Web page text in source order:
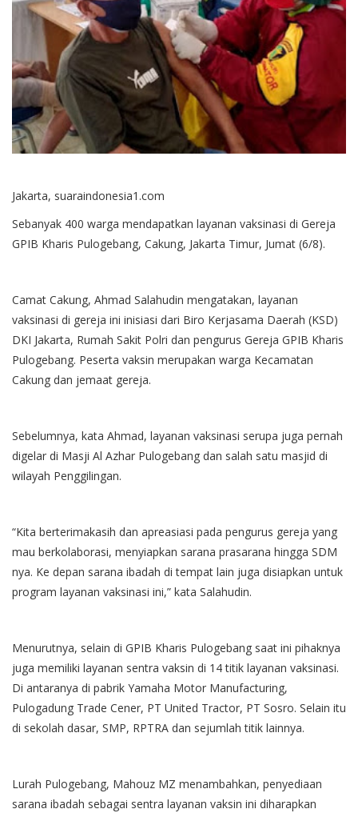
Jakarta, suaraindonesia1.com
Sebanyak 400 warga mendapatkan layanan vaksinasi di Gereja
GPIB Kharis Pulogebang, Cakung, Jakarta Timur, Jumat (6/8).
Camat Cakung, Ahmad Salahudin mengatakan, layanan
vaksinasi di gereja ini inisiasi dari Biro Kerjasama Daerah (KSD)
DKI Jakarta, Rumah Sakit Polri dan pengurus Gereja GPIB Kharis
Pulogebang. Peserta vaksin merupakan warga Kecamatan
Cakung dan jemaat gereja.
Sebelumnya, kata Ahmad, layanan vaksinasi serupa juga pernah
digelar di Masji Al Azhar Pulogebang dan salah satu masjid di
wilayah Penggilingan.
“Kita berterimakasih dan apreasiasi pada pengurus gereja yang
mau berkolaborasi, menyiapkan sarana prasarana hingga SDM
nya. Ke depan sarana ibadah di tempat lain juga disiapkan untuk
program layanan vaksinasi ini,” kata Salahudin.
Menurutnya, selain di GPIB Kharis Pulogebang saat ini pihaknya
juga memiliki layanan sentra vaksin di 14 titik layanan vaksinasi.
Di antaranya di pabrik Yamaha Motor Manufacturing,
Pulogadung Trade Cener, PT United Tractor, PT Sosro. Selain itu
di sekolah dasar, SMP, RPTRA dan sejumlah titik lainnya.
Lurah Pulogebang, Mahouz MZ menambahkan, penyediaan
sarana ibadah sebagai sentra layanan vaksin ini diharapkan